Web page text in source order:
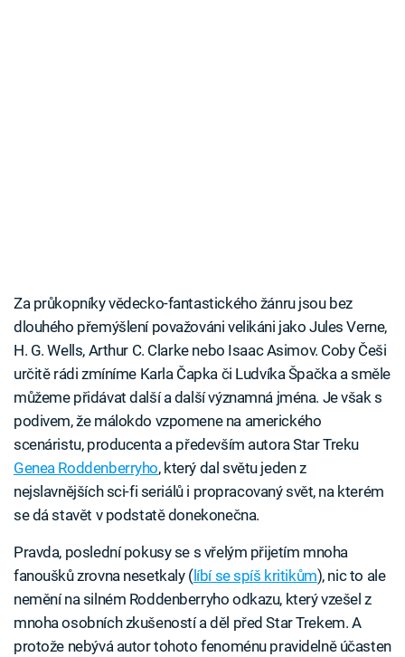
Za průkopníky vědecko-fantastického žánru jsou bez
dlouhého přemýšlení považováni velikáni jako Jules Verne,
H. G. Wells, Arthur C. Clarke nebo Isaac Asimov. Coby Češi
určitě rádi zmíníme Karla Čapka či Ludvíka Špačka a směle
můžeme přidávat další a další významná jména. Je však s
podivem, že málokdo vzpomene na amerického
scenáristu, producenta a především autora Star Treku
Genea Roddenberryho, který dal světu jeden z
nejslavnějších sci-fi seriálů i propracovaný svět, na kterém
se dá stavět v podstatě donekonečna.
Pravda, poslední pokusy se s vřelým přijetím mnoha
fanoušků zrovna nesetkaly (líbí se spíš kritikům), nic to ale
nemění na silném Roddenberryho odkazu, který vzešel z
mnoha osobních zkušeností a děl před Star Trekem. A
protože nebývá autor tohoto fenoménu pravidelně účasten